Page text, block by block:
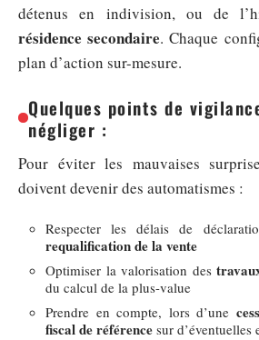
détenus en indivision, ou de
résidence secondaire. Chaque
plan d’action sur-mesure.
Quelques points de
négliger :
Pour éviter les mauvaises
doivent devenir des automatismes :
Respecter les délais de
requalification de la vente
Optimiser la valorisation des
du calcul de la plus-value
Prendre en compte, lors d’une
fiscal de référence sur d’éventuelles